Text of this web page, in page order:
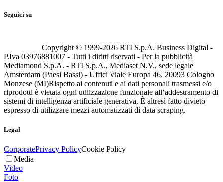
Seguici su
Copyright © 1999-2026 RTI S.p.A. Business Digital -
P.Iva 03976881007 - Tutti i diritti riservati - Per la pubblicità
Mediamond S.p.A. - RTI S.p.A., Mediaset N.V., sede legale
Amsterdam (Paesi Bassi) - Uffici Viale Europa 46, 20093 Cologno
Monzese (MI)Rispetto ai contenuti e ai dati personali trasmessi e/o
riprodotti è vietata ogni utilizzazione funzionale all’addestramento di
sistemi di intelligenza artificiale generativa. È altresì fatto divieto
espresso di utilizzare mezzi automatizzati di data scraping.
Legal
CorporatePrivacy PolicyCookie Policy
Media
Video
Foto